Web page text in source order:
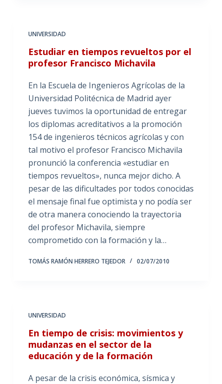
UNIVERSIDAD
Estudiar en tiempos revueltos por el
profesor Francisco Michavila
En la Escuela de Ingenieros Agrícolas de la
Universidad Politécnica de Madrid ayer
jueves tuvimos la oportunidad de entregar
los diplomas acreditativos a la promoción
154 de ingenieros técnicos agrícolas y con
tal motivo el profesor Francisco Michavila
pronunció la conferencia «estudiar en
tiempos revueltos», nunca mejor dicho. A
pesar de las dificultades por todos conocidas
el mensaje final fue optimista y no podía ser
de otra manera conociendo la trayectoria
del profesor Michavila, siempre
comprometido con la formación y la…
TOMÁS RAMÓN HERRERO TEJEDOR 02/07/2010
UNIVERSIDAD
En tiempo de crisis: movimientos y
mudanzas en el sector de la
educación y de la formación
A pesar de la crisis económica, sísmica y